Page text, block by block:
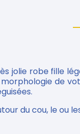
jolie robe fille
de
du cou, le ou